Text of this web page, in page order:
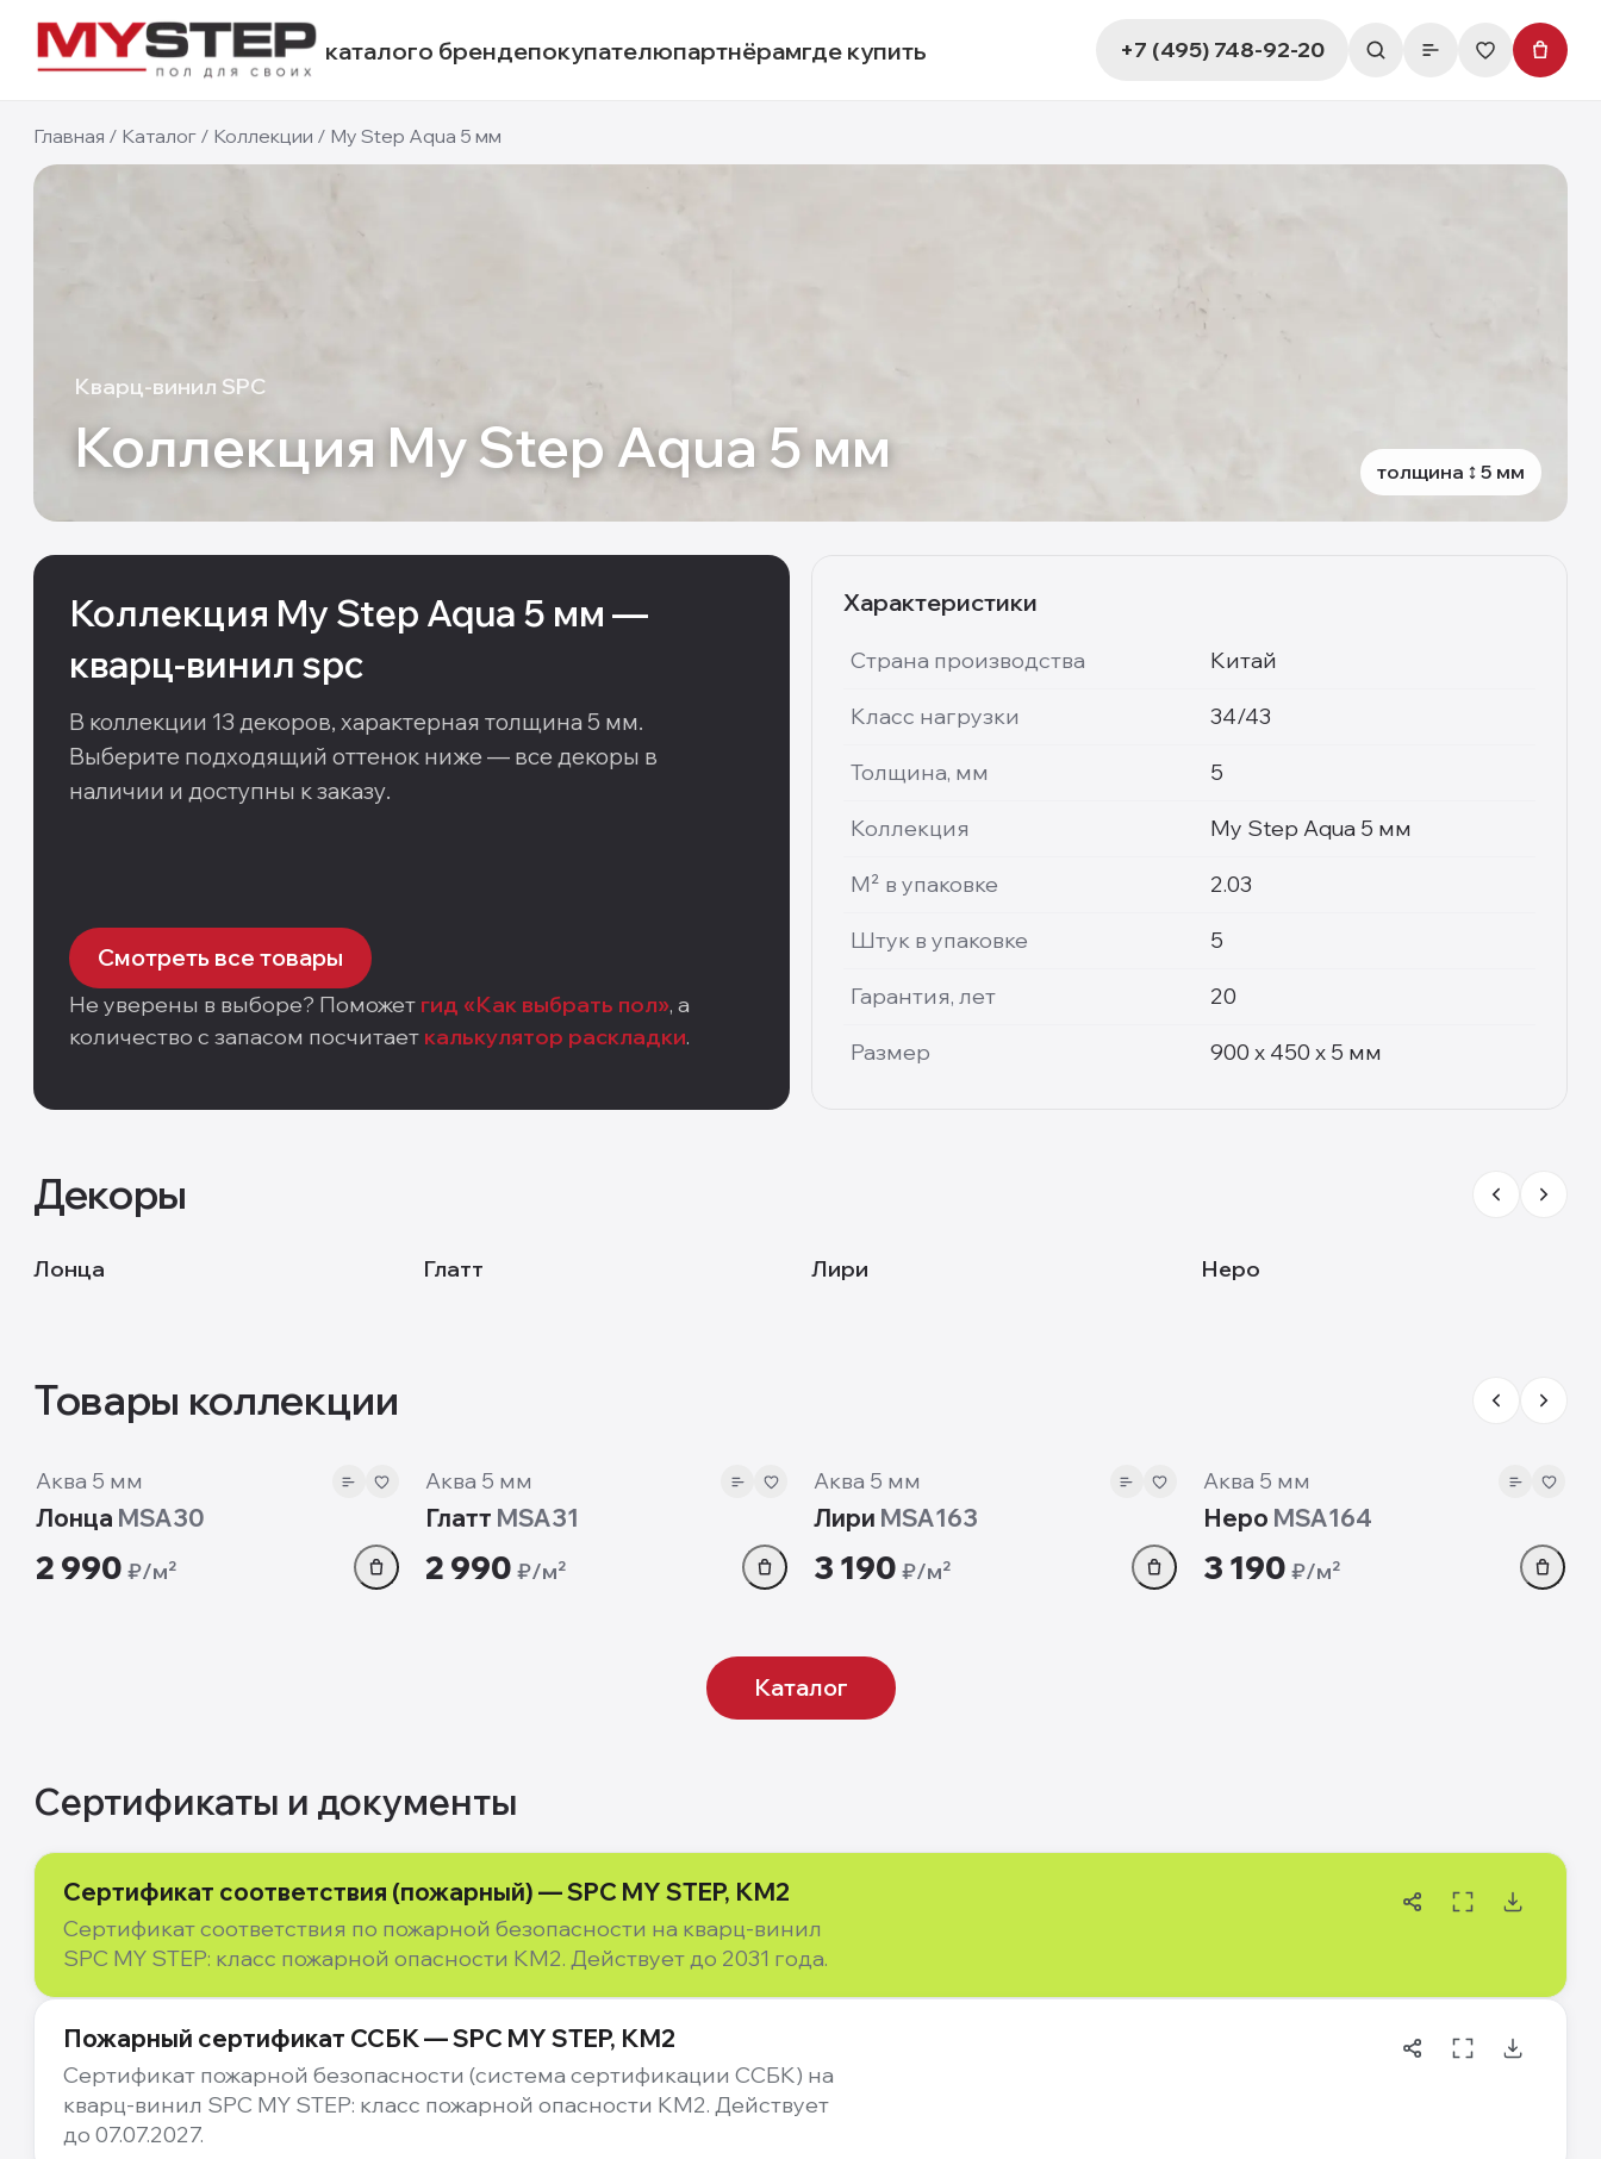
каталого брендепокупателюпартнёрамгде купить +7 (495) 748-92-20
Главная / Каталог / Коллекции / My Step Aqua 5 мм
Кварц-винил SPC
КоллекцияMy Step Aqua 5 мм толщина 5 мм
Коллекция My Step Aqua 5 мм —
кварц-винил spc
В коллекции 13 декоров, характерная толщина 5 мм.
Выберите подходящий оттенок ниже — все декоры в
наличии и доступны к заказу.
Смотреть все товары
Не уверены в выборе? Поможет гид «Как выбрать пол», а
количество с запасом посчитает калькулятор раскладки.
Характеристики
Страна производства Китай
Класс нагрузки 34/43
Толщина, мм 5
Коллекция My Step Aqua 5 мм
М² в упаковке 2.03
Штук в упаковке 5
Гарантия, лет 20
Размер 900 х 450 х 5 мм
Декоры
MSA30
Лонца Глатт Лири Неро
Товары коллекции
5 мм
Аква 5 мм
Лонца MSA30
2 990 ₽/м²
Аква 5 мм
Глатт MSA31
2 990 ₽/м²
Аква 5 мм
Лири MSA163
3 190 ₽/м²
Аква 5 мм
Неро MSA164
3 190 ₽/м²
Каталог
Сертификаты и документы
Сертификат соответствия (пожарный) — SPC MY STEP, КМ2
Сертификат соответствия по пожарной безопасности на кварц-винил
SPC MY STEP: класс пожарной опасности КМ2. Действует до 2031 года.
Пожарный сертификат ССБК — SPC MY STEP, КМ2
Сертификат пожарной безопасности (система сертификации ССБК) на
кварц-винил SPC MY STEP: класс пожарной опасности КМ2. Действует
до 07.07.2027.